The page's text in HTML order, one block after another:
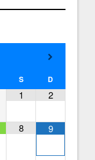
S D
1 2
8 9